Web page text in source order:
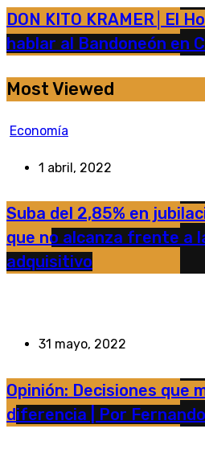
DON KITO KRAMER│El
hablar al Bandoneón en
Most Viewed
Economía
1 abril, 2022
Suba del 2,85% en
que no alcanza frente a
adquisitivo
31 mayo, 2022
Opinión: Decisiones que
diferencia | Por